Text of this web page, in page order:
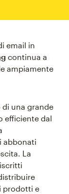
email in
continua a
ampiamente
una grande
efficiente dal
abbonati
La
prodotti e